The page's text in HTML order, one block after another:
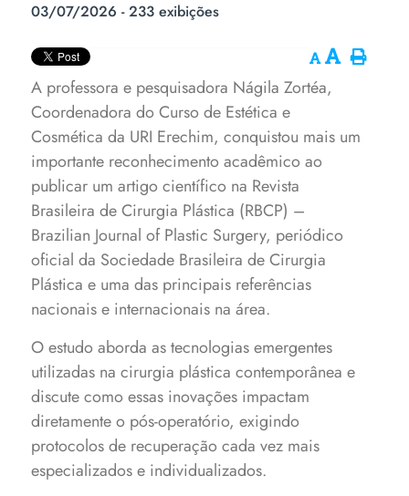
03/07/2026 - 233 exibições
A professora e pesquisadora Nágila Zortéa,
Coordenadora do Curso de Estética e
Cosmética da URI Erechim, conquistou mais um
importante reconhecimento acadêmico ao
publicar um artigo científico na Revista
Brasileira de Cirurgia Plástica (RBCP) –
Brazilian Journal of Plastic Surgery, periódico
oficial da Sociedade Brasileira de Cirurgia
Plástica e uma das principais referências
nacionais e internacionais na área.
O estudo aborda as tecnologias emergentes
utilizadas na cirurgia plástica contemporânea e
discute como essas inovações impactam
diretamente o pós-operatório, exigindo
protocolos de recuperação cada vez mais
especializados e individualizados.